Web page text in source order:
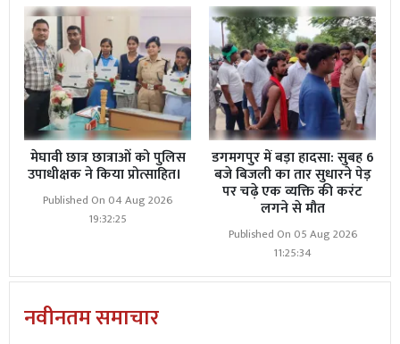
मेघावी छात्र छात्राओं को पुलिस
उपाधीक्षक ने किया प्रोत्साहित।
Published On 04 Aug 2026
19:32:25
डगमगपुर में बड़ा हादसा: सुबह 6
बजे बिजली का तार सुधारने पेड़
पर चढ़े एक व्यक्ति की करंट
लगने से मौत
Published On 05 Aug 2026
11:25:34
नवीनतम समाचार